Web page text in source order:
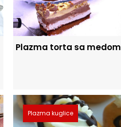
Plazma torta sa medom
Plazma kuglice